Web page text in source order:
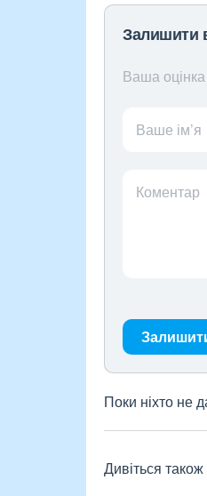
Залишити
Ваша оцінка
Ваше ім’я
Коментар
Поки ніхто не
Дивіться також